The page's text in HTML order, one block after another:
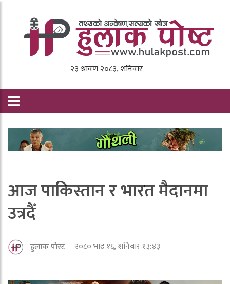
आज पाकिस्तान र भारत मैदानमा
उत्रदैँ
हुलाक पोस्ट २०८० भाद्र १६, शनिबार १३:४३